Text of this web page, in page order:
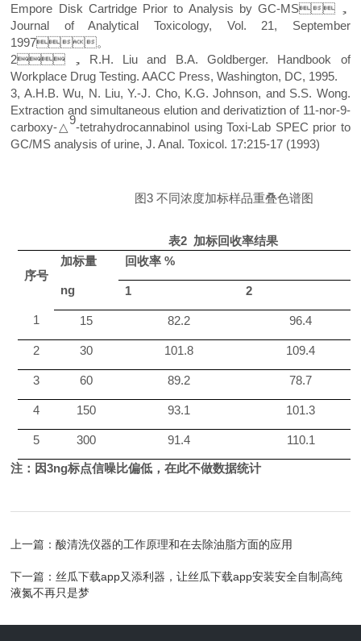
Empore Disk Cartridge Prior to Analysis by GC-MS，
Journal of Analytical Toxicology, Vol. 21, September
1997。
2， R.H. Liu and B.A. Goldberger. Handbook of
Workplace Drug Testing. AACC Press, Washington, DC, 1995.
3, A.H.B. Wu, N. Liu, Y.-J. Cho, K.G. Johnson, and S.S. Wong.
Extraction and simultaneous elution and derivatiztion of 11-nor-9-
carboxy-△
9
-tetrahydrocannabinol using Toxi-Lab SPEC prior to
GC/MS analysis of urine, J. Anal. Toxicol. 17:215-17 (1993)
图3不同浓度加标样品重叠色谱图
表2 加标回收率结果
序号
加标量 回收率 %
ng 1 2
1 15 82.2 96.4
2 30 101.8 109.4
3 60 89.2 78.7
4 150 93.1 101.3
5 300 91.4 110.1
注：因3ng标点信噪比偏低，在此不做数据统计
上一篇：酸清洗仪器的工作原理和在去除油脂方面的应用
下一篇：丝瓜下载app又添利器，让丝瓜下载app安装安全自制高纯
液氮不再只是梦